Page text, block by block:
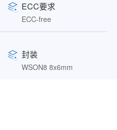
ECC要求
ECC-free
封装
WSON8 8x6mm